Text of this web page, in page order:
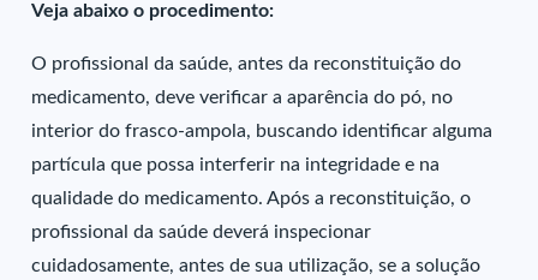
Veja abaixo o procedimento:
O profissional da saúde, antes da reconstituição do
medicamento, deve verificar a aparência do pó, no
interior do frasco-ampola, buscando identificar alguma
partícula que possa interferir na integridade e na
qualidade do medicamento. Após a reconstituição, o
profissional da saúde deverá inspecionar
cuidadosamente, antes de sua utilização, se a solução